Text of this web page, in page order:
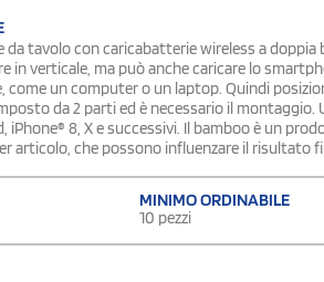
da tavolo con caricabatterie wireless a
in verticale, ma può anche caricare lo
come un computer o un laptop. Quindi
da 2 parti ed è necessario il montaggio.
iPhone® 8, X e successivi. Il bamboo è un
articolo, che possono influenzare il risultato
MINIMO ORDINABILE
10 pezzi